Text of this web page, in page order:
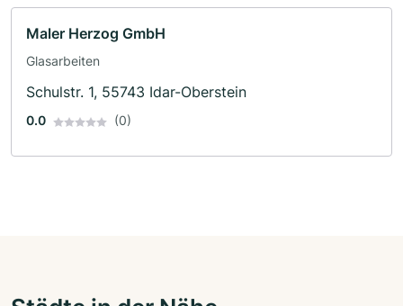
Maler Herzog GmbH
Glasarbeiten
Schulstr. 1, 55743 Idar-Oberstein
0.0 (0)